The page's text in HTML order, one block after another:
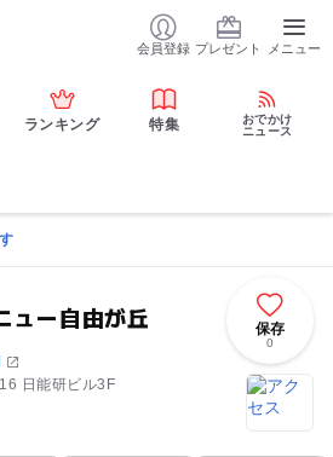
会員登録 プレゼント メニュー
ランキング 特集
おでかけ
ニュース
ュー自由が丘
日能研ビル3F
保存
0